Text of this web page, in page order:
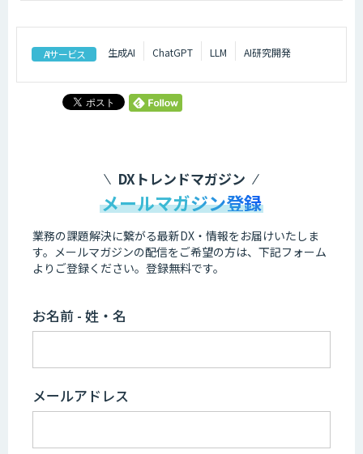
AIサービス 生成AI ChatGPT LLM AI研究開発
DXトレンドマガジン
メールマガジン登録
業務の課題解決に繋がる最新DX・情報をお届けいたしま
す。 メールマガジンの配信をご希望の方は、下記フォーム
よりご登録ください。登録無料です。
お名前 - 姓・名
メールアドレス